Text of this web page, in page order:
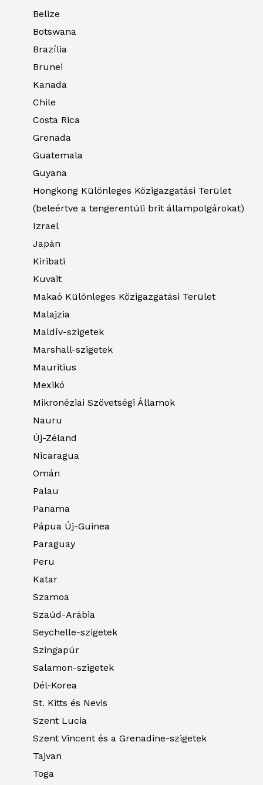
Belize
Botswana
Brazília
Brunei
Kanada
Chile
Costa Rica
Grenada
Guatemala
Guyana
Hongkong Különleges Közigazgatási Terület
(beleértve a tengerentúli brit állampolgárokat)
Izrael
Japán
Kiribati
Kuvait
Makaó Különleges Közigazgatási Terület
Malajzia
Maldív-szigetek
Marshall-szigetek
Mauritius
Mexikó
Mikronéziai Szövetségi Államok
Nauru
Új-Zéland
Nicaragua
Omán
Palau
Panama
Pápua Új-Guinea
Paraguay
Peru
Katar
Szamoa
Szaúd-Arábia
Seychelle-szigetek
Szingapúr
Salamon-szigetek
Dél-Korea
St. Kitts és Nevis
Szent Lucia
Szent Vincent és a Grenadine-szigetek
Tajvan
Toga